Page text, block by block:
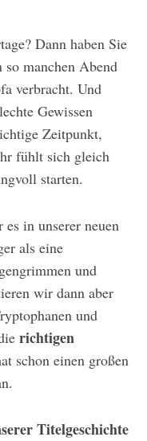
Dann haben Sie
manchen Abend
verbracht. Und
Gewissen
Zeitpunkt,
fühlt sich gleich
starten.
in unserer neuen
als eine
und
wir dann aber
und
richtigen
schon einen großen
Titelgeschichte